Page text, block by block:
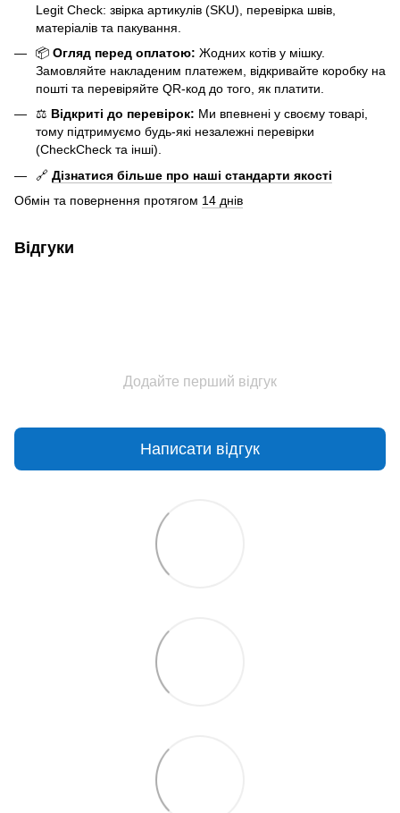
Legit Check: звірка артикулів (SKU), перевірка швів,
матеріалів та пакування.
📦 Огляд перед оплатою: Жодних котів у мішку.
Замовляйте накладеним платежем, відкривайте коробку на
пошті та перевіряйте QR-код до того, як платити.
⚖️ Відкриті до перевірок: Ми впевнені у своєму товарі,
тому підтримуємо будь-які незалежні перевірки
(CheckCheck та інші).
🔗 Дізнатися більше про наші стандарти якості
Обмін та повернення протягом 14 днів
Відгуки
Додайте перший відгук
Написати відгук